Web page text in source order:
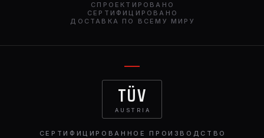
определенные ограничения на внешний вид
спойлера. Только строгие линии и утонченные края.
Спойлер отсекает воздушные потоки, идущие снизу,
снижая степень загрязненности стекла.
СПРОЕКТИРОВАНО
СЕРТИФИЦИРОВАНО
ДОСТАВКА ПО ВСЕМУ МИРУ
TÜV
AUSTRIA
СЕРТИФИЦИРОВАННОЕ ПРОИЗВОДСТВО